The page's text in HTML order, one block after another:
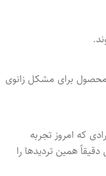
برای مشکل زانوی
که امروز تجربه
دقیقاً همین تردیدها را